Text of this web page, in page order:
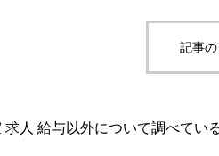
記事
求人 給与以外について調べてい